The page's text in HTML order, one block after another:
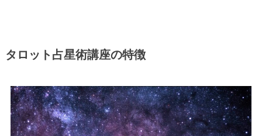
タロット占星術講座の特徴